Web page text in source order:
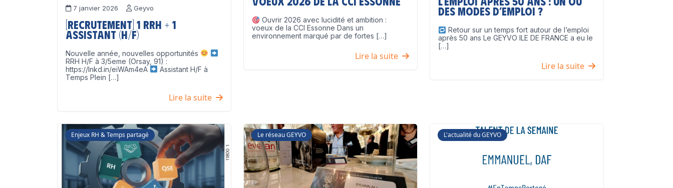
7 janvier 2026 Geyvo
[Recrutement] 1 RRH + 1
Assistant (H/F)
Nouvelle année, nouvelles opportunités
RRH H/F à 3/5eme (Orsay, 91) :
https://lnkd.in/eiWAm4eA
Assistant H/F à
Temps Plein […]
Lire la suite
Ouvrir 2026 avec lucidité et ambition :
voeux de la CCI Essonne Dans un
environnement marqué par de fortes […]
Lire la suite
des modes d’emploi ?
Retour sur un temps fort autour de l’emploi
après 50 ans Le GEYVO ILE DE FRANCE a eu le
[…]
Lire la suite
Enjeux RH & Temps partagé Le réseau GEYVO L'actualité du GEYVO